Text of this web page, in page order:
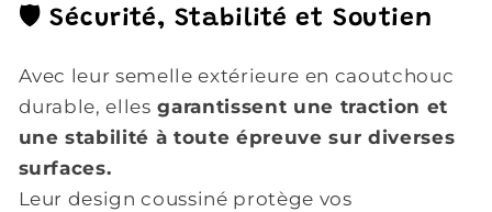
🛡️ Sécurité, Stabilité et Soutien
Avec leur semelle extérieure en caoutchouc
durable, elles garantissent une traction et
une stabilité à toute épreuve sur diverses
surfaces.
Leur design coussiné protège vos